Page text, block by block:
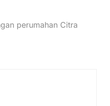
perumahan Citra